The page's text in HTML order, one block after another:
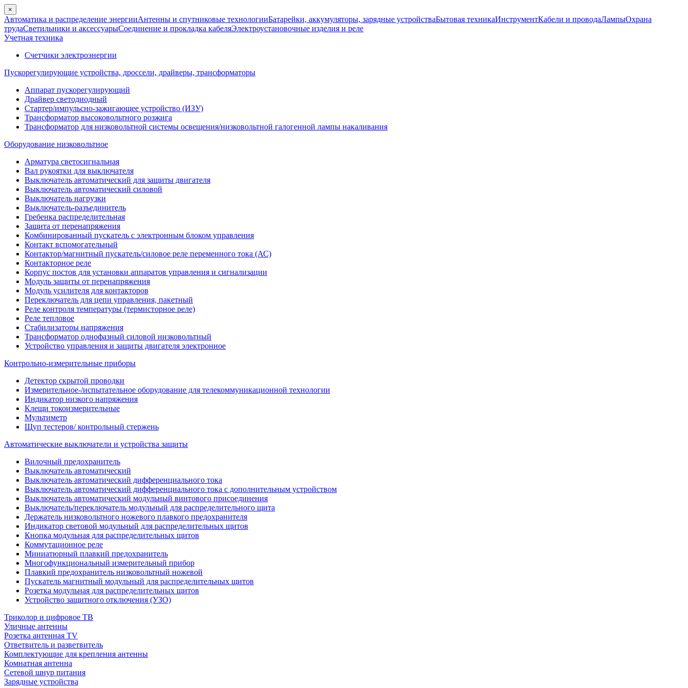
×
Автоматика и распределение энергииАнтенны и спутниковые технологииБатарейки, аккумуляторы, зарядные устройстваБытовая техникаИнструментКабели и проводаЛампыОхрана
трудаСветильники и аксессуарыСоединение и прокладка кабеляЭлектроустановочные изделия и реле
Учетная техника
Счетчики электроэнергии
Пускорегулирующие устройства, дроссели, драйверы, трансформаторы
Аппарат пускорегулирующий
Драйвер светодиодный
Стартер/импульсно-зажигающее устройство (ИЗУ)
Трансформатор высоковольтного розжига
Трансформатор для низковольтной системы освещения/низковольтной галогенной лампы накаливания
Оборудование низковольтное
Арматура светосигнальная
Вал рукоятки для выключателя
Выключатель автоматический для защиты двигателя
Выключатель автоматический силовой
Выключатель нагрузки
Выключатель-разъединитель
Гребенка распределительная
Защита от перенапряжения
Комбинированный пускатель с электронным блоком управления
Контакт вспомогательный
Контактор/магнитный пускатель/силовое реле переменного тока (АС)
Контакторное реле
Корпус постов для установки аппаратов управления и сигнализации
Модуль защиты от перенапряжения
Модуль усилителя для контакторов
Переключатель для цепи управления, пакетный
Реле контроля температуры (термисторное реле)
Реле тепловое
Стабилизаторы напряжения
Трансформатор однофазный силовой низковольтный
Устройство управления и защиты двигателя электронное
Контрольно-измерительные приборы
Детектор скрытой проводки
Измерительное-/испытательное оборудование для телекоммуникационной технологии
Индикатор низкого напряжения
Клещи токоизмерительные
Мультиметр
Щуп тестеров/ контрольный стержень
Автоматические выключатели и устройства защиты
Вилочный предохранитель
Выключатель автоматический
Выключатель автоматический дифференциального тока
Выключатель автоматический дифференциального тока с дополнительным устройством
Выключатель автоматический модульный винтового присоединения
Выключатель/переключатель модульный для распределительного щита
Держатель низковольтного ножевого плавкого предохранителя
Индикатор световой модульный для распределительных щитов
Кнопка модульная для распределительных щитов
Коммутационное реле
Миниатюрный плавкий предохранитель
Многофункциональный измерительный прибор
Плавкий предохранитель низковольтный ножевой
Пускатель магнитный модульный для распределительных щитов
Розетка модульная для распределительных щитов
Устройство защитного отключения (УЗО)
Триколор и цифровое ТВ
Уличные антенны
Розетка антенная TV
Ответвитель и разветвитель
Комплектующие для крепления антенны
Комнатная антенна
Сетевой шнур питания
Зарядные устройства